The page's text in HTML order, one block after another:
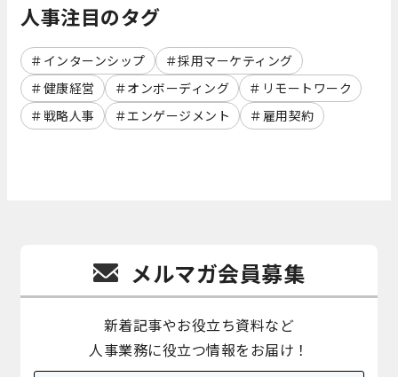
人事注目のタグ
インターンシップ
採用マーケティング
健康経営
オンボーディング
リモートワーク
戦略人事
エンゲージメント 雇用契約
メルマガ会員募集
新着記事やお役立ち資料など
人事業務に役立つ情報をお届け！